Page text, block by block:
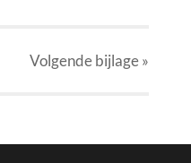
Volgendebijlage»